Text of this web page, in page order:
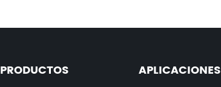
PRODUCTOS APLICACIONES